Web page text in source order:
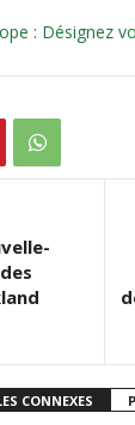
: Désignez
CONNEXES